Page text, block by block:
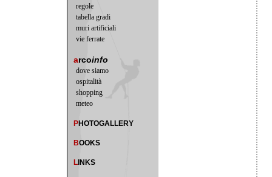
regole
tabella gradi
muri artificiali
vie ferrate
arcoinfo
dove siamo
ospitalità
shopping
meteo
PHOTOGALLERY
BOOKS
L INKS